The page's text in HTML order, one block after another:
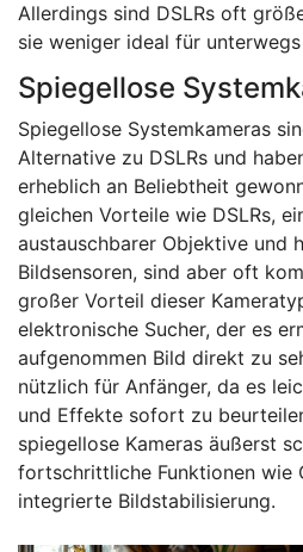
Allerdings sind DSLRs oft
sie weniger ideal für
Spiegellose
Spiegellose Systemkameras
Alternative zu DSLRs und
erheblich an Beliebtheit
gleichen Vorteile wie DSLRs,
austauschbarer Objektive und
Bildsensoren, sind aber oft
großer Vorteil dieser
elektronische Sucher, der es
aufgenommen Bild direkt zu
nützlich für Anfänger, da es
und Effekte sofort zu
spiegellose Kameras äußerst
fortschrittliche Funktionen wie
integrierte Bildstabilisierung.